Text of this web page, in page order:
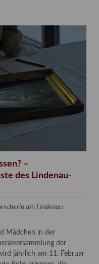
–
des Lindenau-
am Lindenau-
Mädchen in der
der
jährlich am 11. Februar